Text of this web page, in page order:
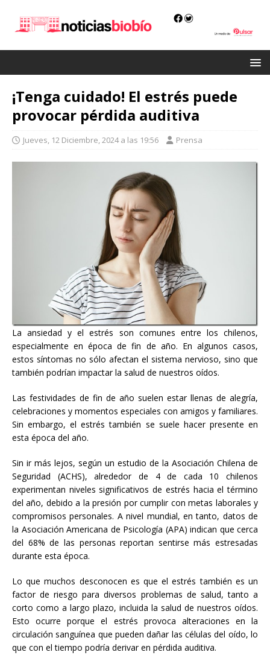
¡Tenga cuidado! El estrés puede
provocar pérdida auditiva
Jueves, 12 Diciembre, 2024 a las 19:56 Prensa
La ansiedad y el estrés son comunes entre los chilenos,
especialmente en época de fin de año. En algunos casos,
estos síntomas no sólo afectan el sistema nervioso, sino que
también podrían impactar la salud de nuestros oídos.
Las festividades de fin de año suelen estar llenas de alegría,
celebraciones y momentos especiales con amigos y familiares.
Sin embargo, el estrés también se suele hacer presente en
esta época del año.
Sin ir más lejos, según un estudio de la Asociación Chilena de
Seguridad (ACHS), alrededor de 4 de cada 10 chilenos
experimentan niveles significativos de estrés hacia el término
del año, debido a la presión por cumplir con metas laborales y
compromisos personales. A nivel mundial, en tanto, datos de
la Asociación Americana de Psicología (APA) indican que cerca
del 68% de las personas reportan sentirse más estresadas
durante esta época.
Lo que muchos desconocen es que el estrés también es un
factor de riesgo para diversos problemas de salud, tanto a
corto como a largo plazo, incluida la salud de nuestros oídos.
Esto ocurre porque el estrés provoca alteraciones en la
circulación sanguínea que pueden dañar las células del oído, lo
que con el tiempo podría derivar en pérdida auditiva.